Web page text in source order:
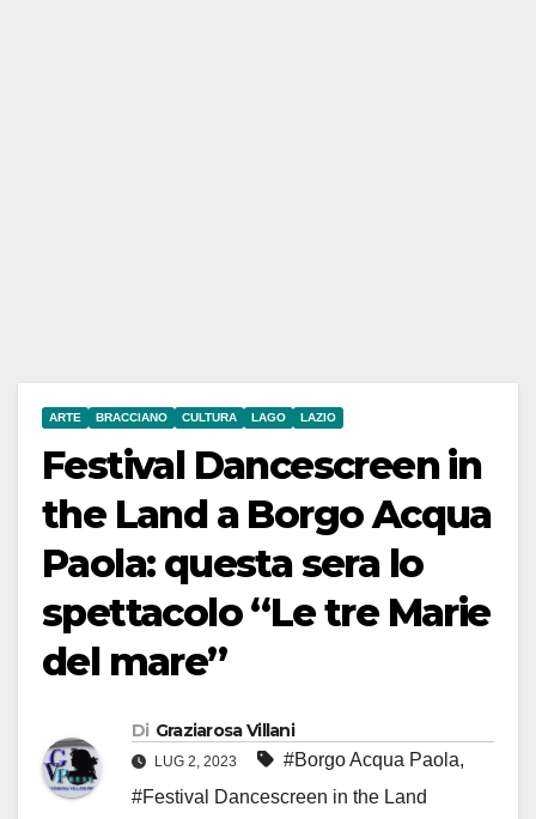
ARTE BRACCIANO CULTURA LAGO LAZIO
Festival Dancescreen in
the Land a Borgo Acqua
Paola: questa sera lo
spettacolo “Le tre Marie
del mare”
Di Graziarosa Villani
LUG 2, 2023 #Borgo Acqua Paola,
#Festival Dancescreen in the Land